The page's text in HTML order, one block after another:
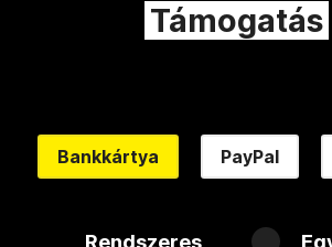
Támogatás
Bankkártya PayPal
Rendszeres